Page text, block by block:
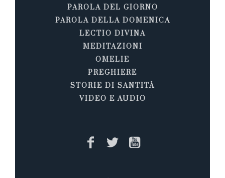
PAROLA DEL GIORNO
PAROLA DELLA DOMENICA
LECTIO DIVINA
MEDITAZIONI
OMELIE
PREGHIERE
STORIE DI SANTITÀ
VIDEO E AUDIO